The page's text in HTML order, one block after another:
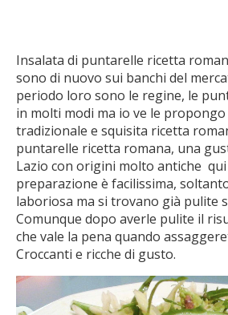
Insalata di puntarelle ricetta
sono di nuovo sui banchi del
periodo loro sono le regine, le
in molti modi ma io ve le
tradizionale e squisita ricetta
puntarelle ricetta romana, una
Lazio con origini molto antiche qui
preparazione è facilissima,
laboriosa ma si trovano già pulite
Comunque dopo averle pulite il
che vale la pena quando
Croccanti e ricche di gusto.